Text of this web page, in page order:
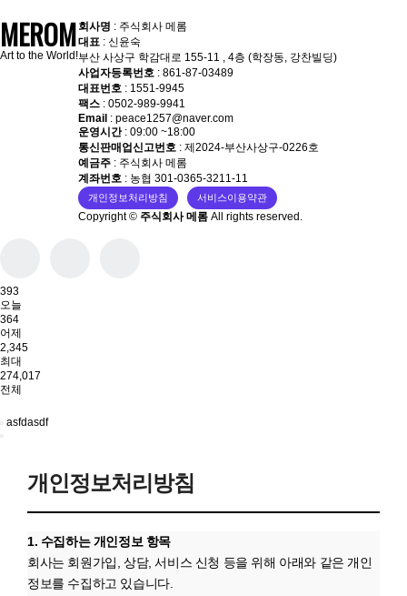
MEROM
Art to the World!
회사명 : 주식회사 메롬
대표 : 신윤숙
부산 사상구 학감대로 155-11 , 4층 (학장동, 강찬빌딩)
사업자등록번호 : 861-87-03489
대표번호 : 1551-9945
팩스 : 0502-989-9941
Email : peace1257@naver.com
운영시간: 09:00 ~18:00
통신판매업신고번호 : 제2024-부산사상구-0226호
예금주 : 주식회사 메롬
계좌번호 : 농협 301-0365-3211-11
개인정보처리방침 서비스이용약관
Copyright © 주식회사 메롬 All rights reserved.
393
오늘
364
어제
2,345
최대
274,017
전체
asfdasdf
개인정보처리방침
1. 수집하는 개인정보 항목
회사는 회원가입, 상담, 서비스 신청 등을 위해 아래와 같은 개인
정보를 수집하고 있습니다.